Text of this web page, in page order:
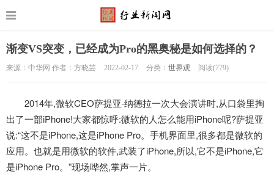
渐变VS突变，已经成为Pro的黑奥秘是如何选择的？
来源：中华网 作者：方晓芸 2022-02-17 分类： 世界观 阅读(779)
2014年,微软CEO萨提亚·纳德拉一次大会演讲时,从口袋里掏
出了一部iPhone!大家都惊呼:微软的人怎么能用iPhone呢?萨提亚
说:“这不是iPhone,这是iPhone Pro。手机界面里,很多都是微软的
应用。也就是用微软的软件,武装了iPhone,所以,它不是iPhone,它
是iPhone Pro。”现场哗然,掌声一片。